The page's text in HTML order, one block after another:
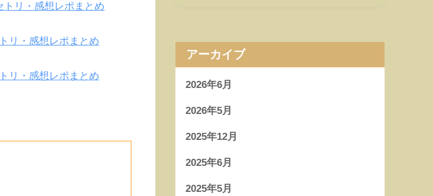
トリ・感想レポまとめ
リ・感想レポまとめ
リ・感想レポまとめ
アーカイブ
2026年6月
2026年5月
2025年12月
2025年6月
2025年5月